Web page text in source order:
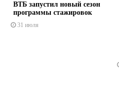
ВТБ запустил новый сезон
программы стажировок
31 июля